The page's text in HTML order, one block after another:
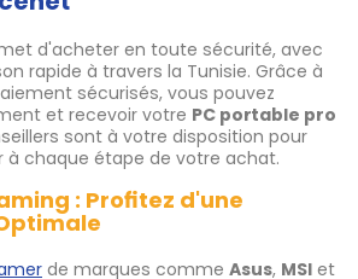
d'acheter en toute sécurité, avec
rapide à travers la Tunisie. Grâce à
sécurisés, vous pouvez
et recevoir votre PC portable pro
sont à votre disposition pour
chaque étape de votre achat.
: Profitez d'une
de marques comme Asus, MSI et